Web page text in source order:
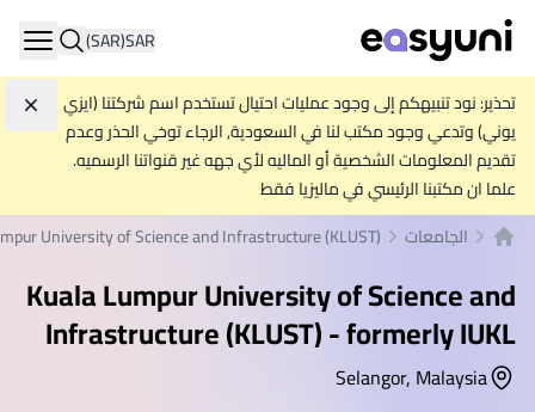
SAR
(SAR)
تحذير: نود تنبيهكم إلى وجود عمليات احتيال تستخدم اسم شركتنا (ايزي
يوني) وتدعي وجود مكتب لنا في السعودية, الرجاء توخي الحذر وعدم
تقديم المعلومات الشخصية أو الماليه لأي جهه غير قنواتنا الرسميه.
علما ان مكتبنا الرئيسي في ماليزيا فقط
الجامعات University of Science and Infrastructure (KLUST)
Kuala Lumpur University of Science and
Infrastructure (KLUST) - formerly IUKL
Selangor, Malaysia